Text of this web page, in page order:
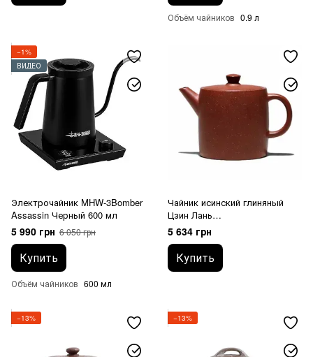
Объём чайников 0.9 л
−1%
ВИДЕО
Электрочайник MHW-3Bomber
Assassin Черный 600 мл
5 990 грн 6 050 грн
Купить
Объём чайников 600 мл
Чайник исинский глиняный
Цзин Лань
Усовершенствованный 120
мл
5 634 грн
Купить
−13% −13%